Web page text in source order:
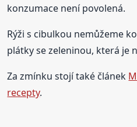
konzumace není povolená.
Rýži s cibulkou nemůžeme
plátky se zeleninou, která je
Za zmínku stojí také článek
recepty.